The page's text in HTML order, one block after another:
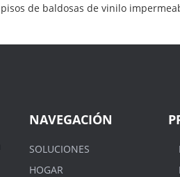
pisos de baldosas de vinilo
NAVEGACIÓN
SOLUCIONES
HOGAR